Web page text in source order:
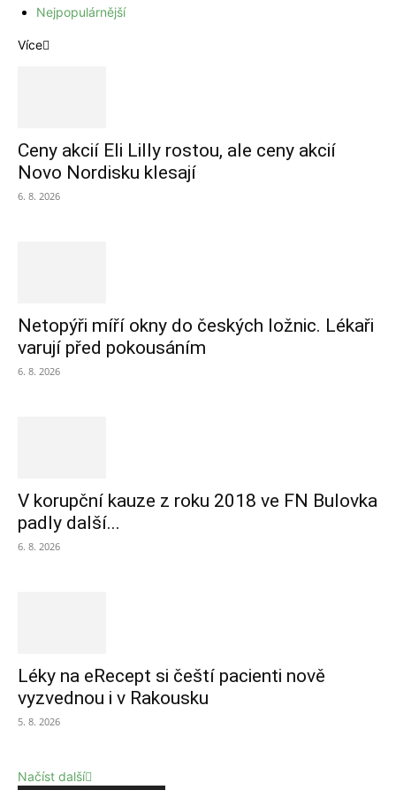
Nejpopulárnější
Více
Ceny akcií Eli Lilly rostou, ale ceny akcií
Novo Nordisku klesají
6. 8. 2026
Netopýři míří okny do českých ložnic. Lékaři
varují před pokousáním
6. 8. 2026
V korupční kauze z roku 2018 ve FN Bulovka
padly další...
6. 8. 2026
Léky na eRecept si čeští pacienti nově
vyzvednou i v Rakousku
5. 8. 2026
Načíst další